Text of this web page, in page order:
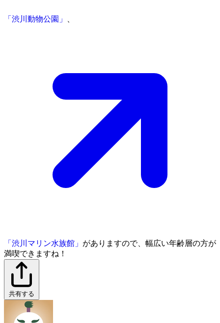
「渋川動物公園」
「渋川マリン水族館」 がありますので、幅広い年齢層の方が
満喫できますね！
共有する